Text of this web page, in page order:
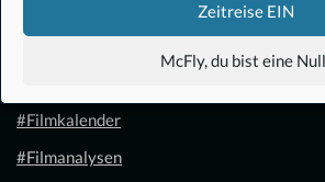
Zeitreise EIN
McFly, du bist eine
#Filmkalender
#Filmanalysen